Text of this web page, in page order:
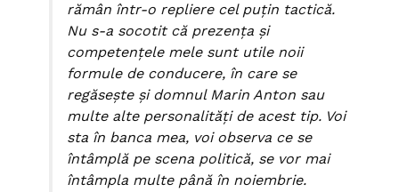
rămân într-o repliere cel puţin tactică.
Nu s-a socotit că prezenţa şi
competenţele mele sunt utile noii
formule de conducere, în care se
regăseşte şi domnul Marin Anton sau
multe alte personalităţi de acest tip. Voi
sta în banca mea, voi observa ce se
întâmplă pe scena politică, se vor mai
întâmpla multe până în noiembrie.